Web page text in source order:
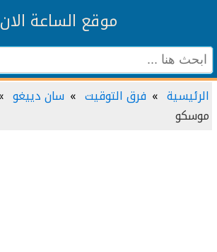
موقع الساعة الان
الرئيسية فرق التوقيت سان دييغو
موسكو